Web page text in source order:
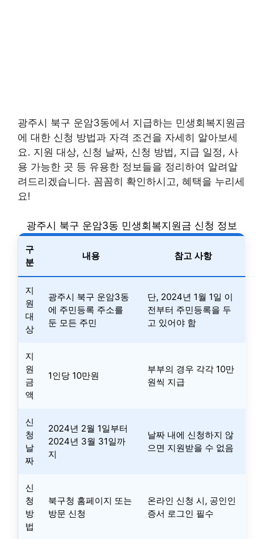
광주시 북구 운암3동에서 지급하는 민생회복지원금
에 대한 신청 방법과 자격 조건을 자세히 알아보세
요. 지원 대상, 신청 날짜, 신청 방법, 지급 일정, 사
용 가능한 곳 등 유용한 정보들을 정리하여 알려알
려드리겠습니다. 꼼꼼히 확인하시고, 혜택을 누리세
요!
광주시 북구 운암3동 민생회복지원금 신청 정보
구
분
내용 참고 사항
지
원
대
상
광주시 북구 운암3동
에 주민등록 주소를
둔 모든 주민
단, 2024년 1월 1일 이
전부터 주민등록을 두
고 있어야 함
지
원
금
액
1인당 10만원
부부의 경우 각각 10만
원씩 지급
신
청
날
짜
2024년 2월 1일부터
2024년 3월 31일까
지
날짜 내에 신청하지 않
으면 지원받을 수 없음
신
청
방
법
북구청 홈페이지 또는
방문 신청
온라인 신청 시, 공인인
증서 로그인 필수